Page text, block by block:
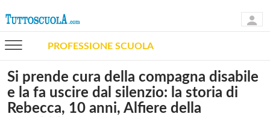
PROFESSIONE SCUOLA
Si prende cura della compagna disabile
e la fa uscire dal silenzio: la storia di
Rebecca, 10 anni, Alfiere della